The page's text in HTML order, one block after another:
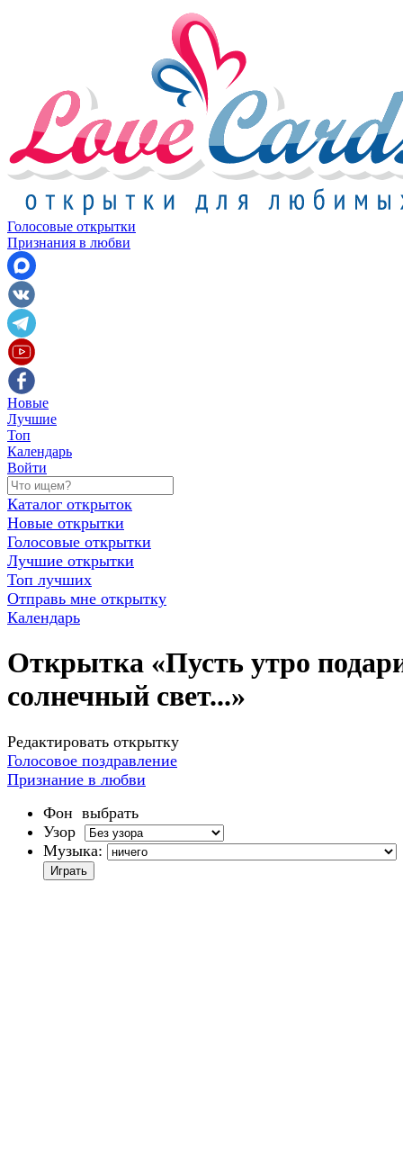
Голосовые открытки
Признания в любви
Новые
Лучшие
Топ
Календарь
Войти
Каталог открыток
Новые открытки
Голосовые открытки
Лучшие открытки
Топ лучших
Отправь мне открытку
Календарь
Открытка «Пусть утро
солнечный свет...»
Редактировать открытку
Голосовое поздравление
Признание в любви
Фон выбрать
Узор
Музыка: